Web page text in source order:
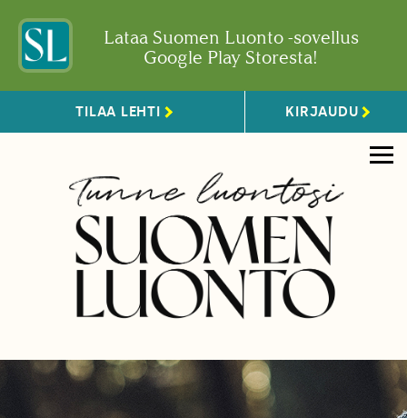
Lataa Suomen Luonto -sovellus
Google Play Storesta!
TILAA LEHTI KIRJAUDU